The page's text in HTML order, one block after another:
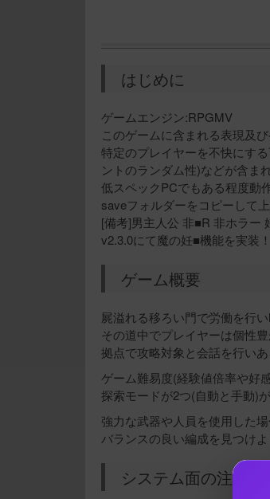
はじめに
ゲームエンジン:RPGMV
このゲームに含まれる表現及
特定のプレイヤーを不快にす
ントのランダム性)などが含ま
低スペックPCでもある程度動
saveフォルダーをコピーして
[備考]男主人公 非■R 非ホラー
v2.3.0にて魔の妊■機能を実装！
ゲーム概要
屍溢れる移ろい門で労働を行
その道中でプレイヤーは個性
拠点で攻略対象と会話を行い
ゲーム難易度(経験値倍率や好
探索モードが2つ(自動と手動)
強力な武器や人員を使用した
バランスの良い編成を見つけよ
システム面の注意